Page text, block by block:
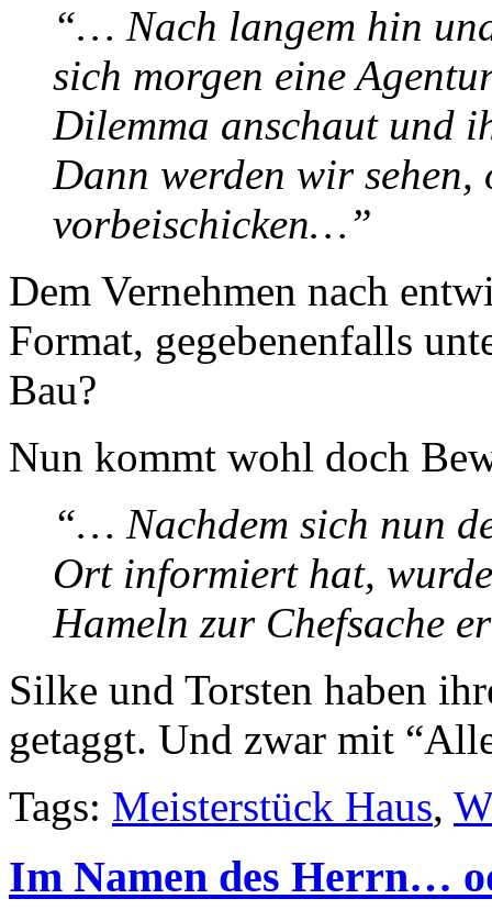
“… Nach langem hin
sich morgen eine
Dilemma anschaut und
Dann werden wir sehen,
vorbeischicken…”
Dem Vernehmen nach
Format, gegebenenfalls
Bau?
Nun kommt wohl doch
“… Nachdem sich nun
Ort informiert hat,
Hameln zur Chefsache
Silke und Torsten haben
getaggt. Und zwar mit
Tags: Meisterstück Haus,
Im Namen des Herrn…